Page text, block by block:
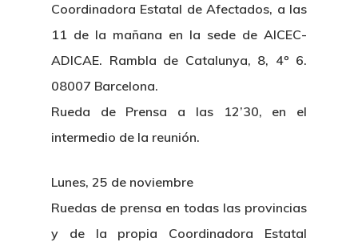
Coordinadora Estatal de Afectados, a las
11 de la mañana en la sede de AICEC-
ADICAE. Rambla de Catalunya, 8, 4º 6.
08007 Barcelona.
Rueda de Prensa a las 12’30, en el
intermedio de la reunión.
Lunes, 25 de noviembre
Ruedas de prensa en todas las provincias
y de la propia Coordinadora Estatal